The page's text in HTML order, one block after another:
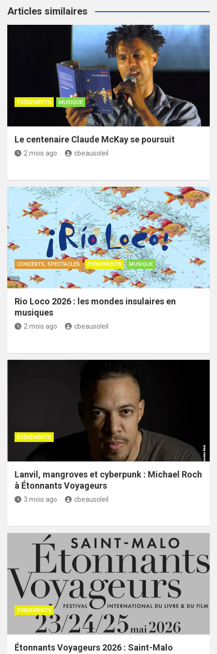
Articles similaires
ÉVÉNEMENTS MUSIQUE
Le centenaire Claude McKay se poursuit
2 mois ago cbeausoleil
CONCERTS, SPECTACLES ÉVÉNEMENTS MUSIQUE
Rio Loco 2026 : les mondes insulaires en
musiques
2 mois ago cbeausoleil
ÉVÉNEMENTS
Lanvil, mangroves et cyberpunk : Michael Roch
à Étonnants Voyageurs
3 mois ago cbeausoleil
ÉVÉNEMENTS
Étonnants Voyageurs 2026 : Saint-Malo